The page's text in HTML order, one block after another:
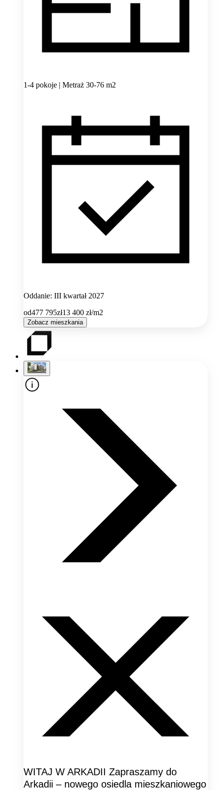
1-4 pokoje | Metraż 30-76 m2
Oddanie: III kwartał 2027
od477 795zł13 400 zł/m2
Zobacz mieszkania
WITAJ W ARKADII Zapraszamy do
Arkadii – nowego osiedla mieszkaniowego